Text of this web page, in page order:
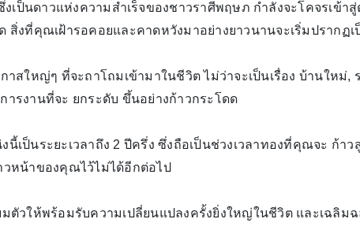
งเป็นดาวแห่งความสำเร็จของชาวราศีพฤษภ กำลังจะโคจรเข้า
สิ่งที่คุณเฝ้ารอคอยและคาดหวังมาอย่างยาวนานจะเริ่มปรากฏเ
าสใหญ่ๆ ที่จะถาโถมเข้ามาในชีวิต ไม่ว่าจะเป็นเรื่อง บ้านใหม่,
ารงานที่จะ ยกระดับ ขึ้นอย่างก้าวกระโดด
นี้เป็นระยะเวลาถึง 2 ปีครึ่ง ซึ่งถือเป็นช่วงเวลาทองที่คุณจะ ก้าว
หน้าของคุณไว้ไม่ได้อีกต่อไป
ตัวให้พร้อมรับความเปลี่ยนแปลงครั้งยิ่งใหญ่ในชีวิต และเฉลิมฉ